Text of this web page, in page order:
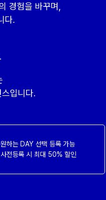
경험을 바꾸며,
다.
입니다.
하는 DAY 선택 등록 가능
전등록 시 최대 50% 할인